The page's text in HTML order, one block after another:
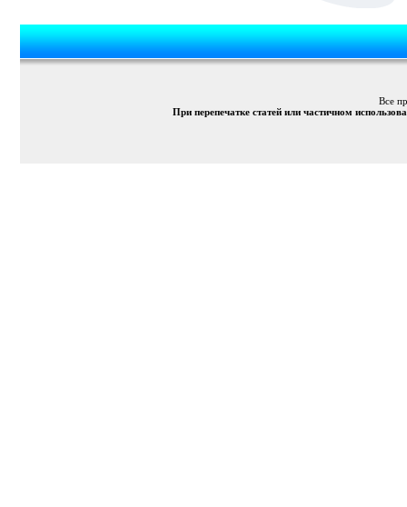
Все
При перепечатке статей или частичном